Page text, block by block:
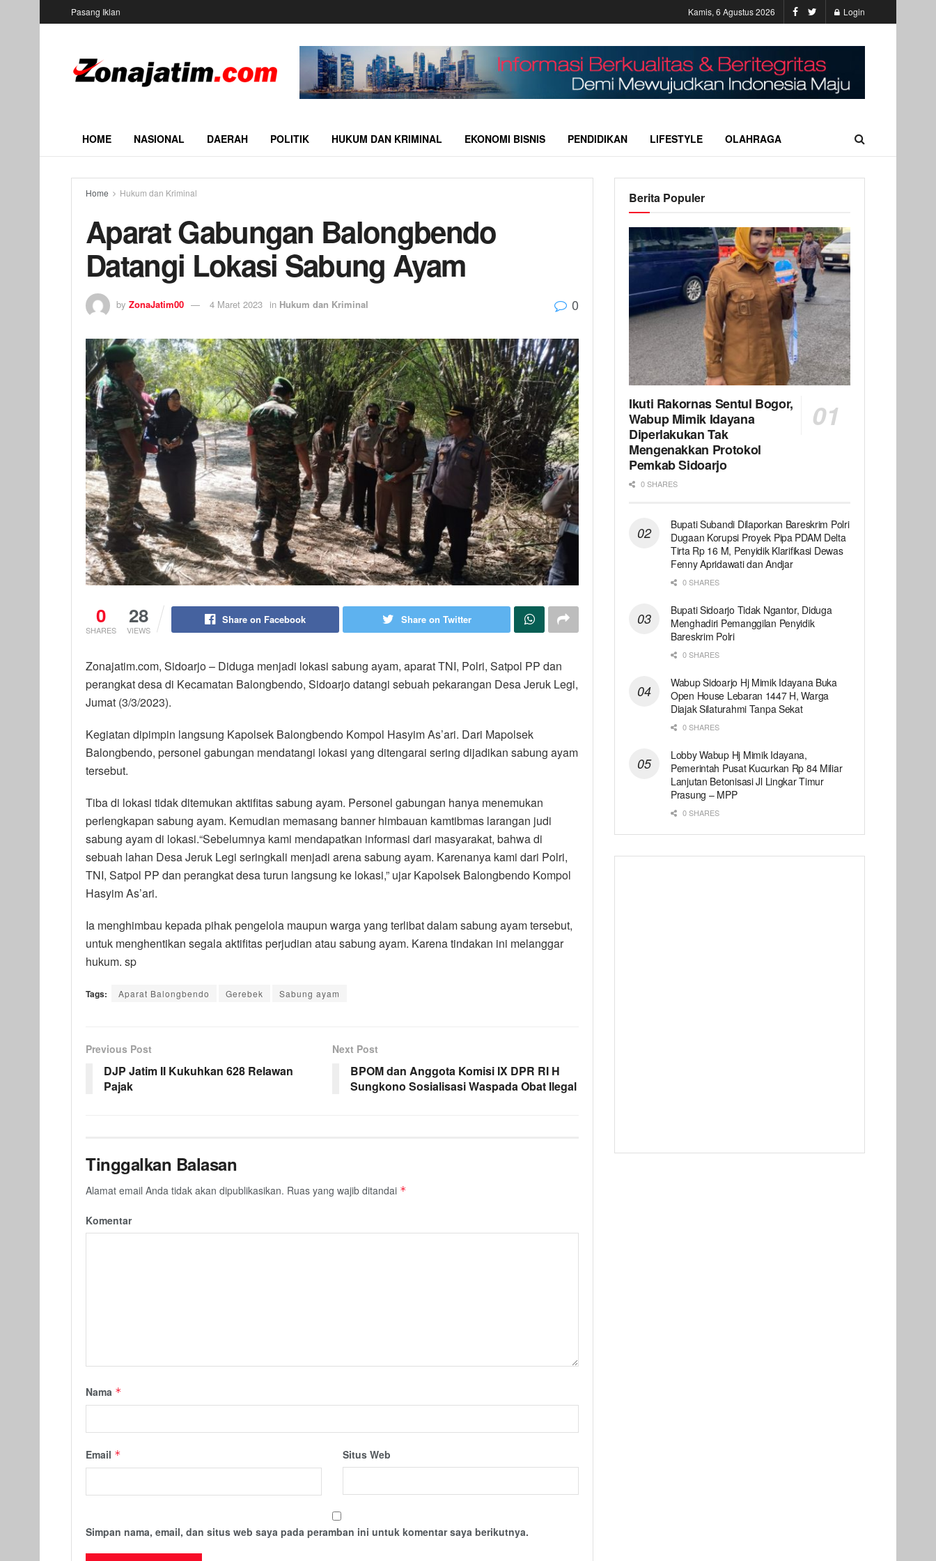
Pasang Iklan Kamis, 6 Agustus 2026 Login
HOME NASIONAL DAERAH POLITIK HUKUM DAN KRIMINAL EKONOMI BISNIS PENDIDIKAN LIFESTYLE OLAHRAGA
Home Hukum dan Kriminal
Aparat Gabungan Balongbendo
Datangi Lokasi Sabung Ayam
by ZonaJatim00 4 Maret 2023 in Hukum dan Kriminal 0
0
SHARES
28
VIEWS
Share on Facebook Share on Twitter
Zonajatim.com, Sidoarjo – Diduga menjadi lokasi sabung ayam, aparat TNI, Polri, Satpol PP dan
perangkat desa di Kecamatan Balongbendo, Sidoarjo datangi sebuah pekarangan Desa Jeruk Legi,
Jumat (3/3/2023).
Kegiatan dipimpin langsung Kapolsek Balongbendo Kompol Hasyim As’ari. Dari Mapolsek
Balongbendo, personel gabungan mendatangi lokasi yang ditengarai sering dijadikan sabung ayam
tersebut.
Tiba di lokasi tidak ditemukan aktifitas sabung ayam. Personel gabungan hanya menemukan
perlengkapan sabung ayam. Kemudian memasang banner himbauan kamtibmas larangan judi
sabung ayam di lokasi.“Sebelumnya kami mendapatkan informasi dari masyarakat, bahwa di
sebuah lahan Desa Jeruk Legi seringkali menjadi arena sabung ayam. Karenanya kami dari Polri,
TNI, Satpol PP dan perangkat desa turun langsung ke lokasi,” ujar Kapolsek Balongbendo Kompol
Hasyim As’ari.
Ia menghimbau kepada pihak pengelola maupun warga yang terlibat dalam sabung ayam tersebut,
untuk menghentikan segala aktifitas perjudian atau sabung ayam. Karena tindakan ini melanggar
hukum. sp
Tags: Aparat Balongbendo Gerebek Sabung ayam
Previous Post
DJP Jatim II Kukuhkan 628 Relawan
Pajak
Next Post
BPOM dan Anggota Komisi IX DPR RI H
Sungkono Sosialisasi Waspada Obat Ilegal
Tinggalkan Balasan
Alamat email Anda tidak akan dipublikasikan. Ruas yang wajib ditandai *
Komentar
Nama *
Email * Situs Web
Simpan nama, email, dan situs web saya pada peramban ini untuk komentar saya berikutnya.
Berita Populer
Ikuti Rakornas Sentul Bogor,
Wabup Mimik Idayana
Diperlakukan Tak
Mengenakkan Protokol
Pemkab Sidoarjo
0 SHARES
Bupati Subandi Dilaporkan Bareskrim Polri
Dugaan Korupsi Proyek Pipa PDAM Delta
Tirta Rp 16 M, Penyidik Klarifikasi Dewas
Fenny Apridawati dan Andjar
0 SHARES
Bupati Sidoarjo Tidak Ngantor, Diduga
Menghadiri Pemanggilan Penyidik
Bareskrim Polri
0 SHARES
Wabup Sidoarjo Hj Mimik Idayana Buka
Open House Lebaran 1447 H, Warga
Diajak Silaturahmi Tanpa Sekat
0 SHARES
Lobby Wabup Hj Mimik Idayana,
Pemerintah Pusat Kucurkan Rp 84 Miliar
Lanjutan Betonisasi Jl Lingkar Timur
Prasung – MPP
0 SHARES